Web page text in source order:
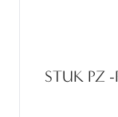
STUK PZ -